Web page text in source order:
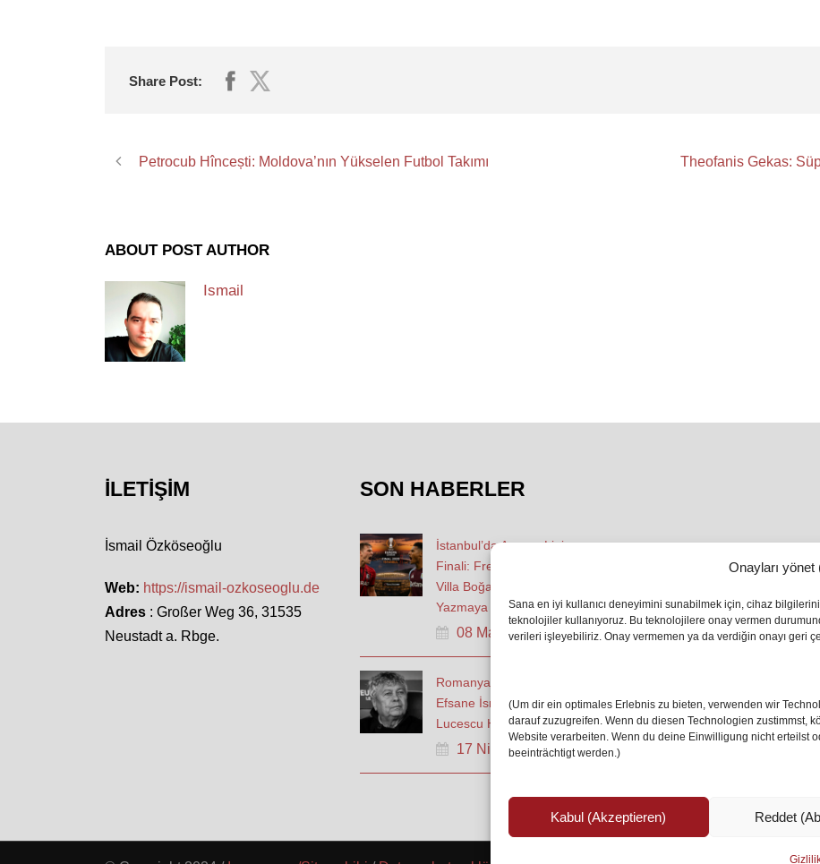
Onayları
Sana en iyi kullanıcı deneyimini sunabilmek için, cihaz
teknolojiler kullanıyoruz. Bu teknolojilere onay vermen
verileri işleyebiliriz. Onay vermemen ya da verdiğin onayı geri
(Um dir ein optimales Erlebnis zu bieten, verwenden wir
darauf zuzugreifen. Wenn du diesen Technologien zustimmst,
Website verarbeiten. Wenn du deine Einwilligung nicht erteilst
beeinträchtigt werden.)
Kabul (Akzeptieren) Reddet
Share Post:
Petrocub Hîncești: Moldova’nın Yükselen Futbol Takımı Theofanis Gekas:
ABOUT POST AUTHOR
Ismail
İLETIŞIM
İsmail Özköseoğlu
Web: https://ismail-ozkoseoglu.de
Adres : Großer Weg 36, 31535
Neustadt a. Rbge.
SON HABERLER
İstanbul’da Avrupa Ligi
Finali: Freiburg ve Aston
Villa Boğaz’da Tarih
Yazmaya Hazırlanıyor
08 May 2026
Romanya Futbolunun
Efsane İsmi Mircea
Lucescu Hayatını Kaybetti
17 Nis 2026